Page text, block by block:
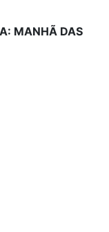
MANHÃ DAS